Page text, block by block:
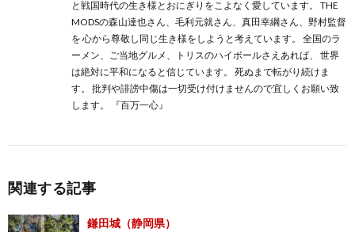
と戦国時代の生き様とおにぎりをこよなく愛しています。 THE
MODSの森山達也さん、毛利元就さん、真田幸綱さん、野村監督
を 心から尊敬し同じ生き様をしようと考えています。 全国のラ
ーメン、ご当地グルメ、トリスのハイボールさえあれば、 世界
は絶対に平和になると信じています。 死ぬまで転がり続けま
す。 批判や誹謗中傷は一切受け付けませんので宜しくお願い致
します。 『百万一心』
関連する記事
鎌田城（静岡県）